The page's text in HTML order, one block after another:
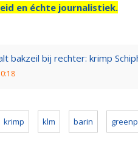
en échte journalistiek.
bakzeil bij rechter: krimp
krimp klm barin